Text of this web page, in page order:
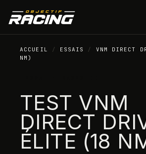
ACCUEIL / ESSAIS /
VNM DIRECT
NM)
TEST VNM
DIRECT
ÉLITE (18